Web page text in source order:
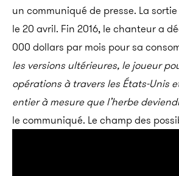
un communiqué de presse. La
le 20 avril. Fin 2016, le chanteur a
000 dollars par mois pour sa
les versions ultérieures, le joueur
opérations à travers les États-Unis
entier à mesure que l’herbe
le communiqué. Le champ des